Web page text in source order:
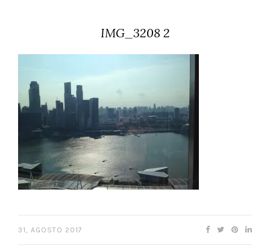
IMG_3208 2
31, AGOSTO 2017